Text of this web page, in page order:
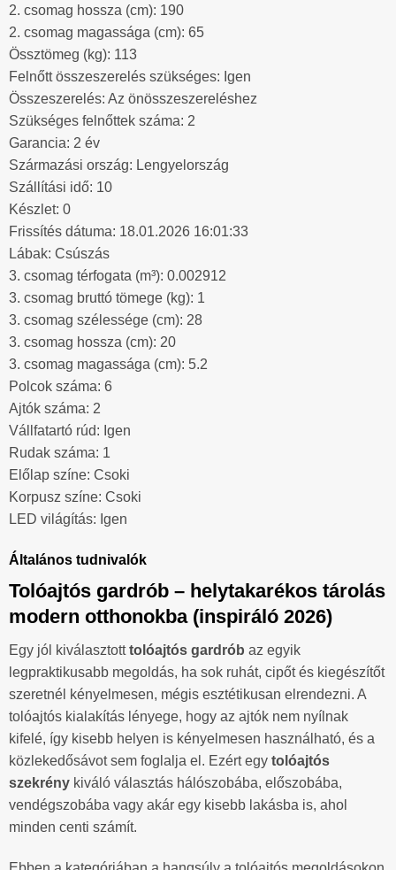
2. csomag hossza (cm): 190
2. csomag magassága (cm): 65
Össztömeg (kg): 113
Felnőtt összeszerelés szükséges: Igen
Összeszerelés: Az önösszeszereléshez
Szükséges felnőttek száma: 2
Garancia: 2 év
Származási ország: Lengyelország
Szállítási idő: 10
Készlet: 0
Frissítés dátuma: 18.01.2026 16:01:33
Lábak: Csúszás
3. csomag térfogata (m³): 0.002912
3. csomag bruttó tömege (kg): 1
3. csomag szélessége (cm): 28
3. csomag hossza (cm): 20
3. csomag magassága (cm): 5.2
Polcok száma: 6
Ajtók száma: 2
Vállfatartó rúd: Igen
Rudak száma: 1
Előlap színe: Csoki
Korpusz színe: Csoki
LED világítás: Igen
Általános tudnivalók
Tolóajtós gardrób – helytakarékos tárolás
modern otthonokba (inspiráló 2026)
Egy jól kiválasztotttolóajtós gardrób az egyik
legpraktikusabb megoldás, ha sok ruhát, cipőt és kiegészítőt
szeretnél kényelmesen, mégis esztétikusan elrendezni. A
tolóajtós kialakítás lényege, hogy az ajtók nem nyílnak
kifelé, így kisebb helyen is kényelmesen használható, és a
közlekedősávot sem foglalja el. Ezért egy tolóajtós
szekrény kiváló választás hálószobába, előszobába,
vendégszobába vagy akár egy kisebb lakásba is, ahol
minden centi számít.